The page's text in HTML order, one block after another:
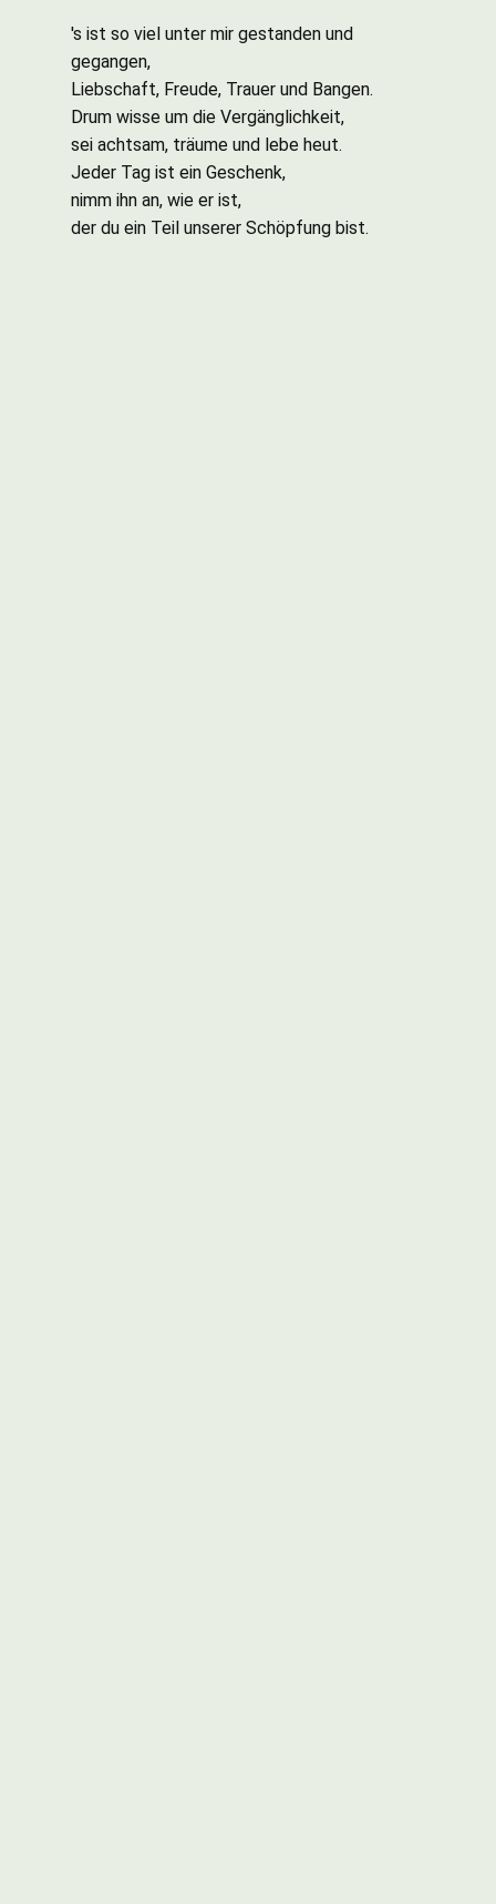
's ist so viel unter mir gestanden und
gegangen,
Liebschaft, Freude, Trauer und Bangen.
Drum wisse um die Vergänglichkeit,
sei achtsam, träume und lebe heut.
Jeder Tag ist ein Geschenk,
nimm ihn an, wie er ist,
der du ein Teil unserer Schöpfung bist.